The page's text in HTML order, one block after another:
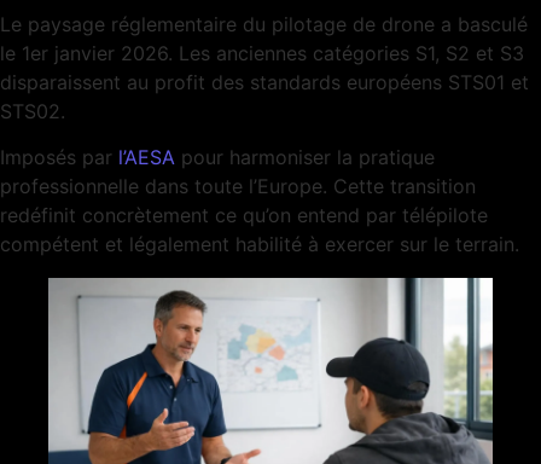
Le paysage réglementaire du pilotage de drone a basculé
le 1er janvier 2026. Les anciennes catégories S1, S2 et S3
disparaissent au profit des standards européens STS01 et
STS02.
Imposés par l’AESA pour harmoniser la pratique
professionnelle dans toute l’Europe. Cette transition
redéfinit concrètement ce qu’on entend par télépilote
compétent et légalement habilité à exercer sur le terrain.